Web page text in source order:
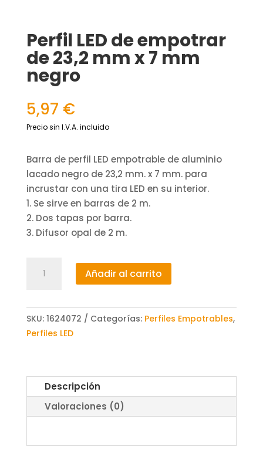
Perfil LED de empotrar
de 23,2 mm x 7 mm
negro
5,97 €
Precio sin I.V.A. incluido
Barra de perfil LED empotrable de aluminio
lacado negro de 23,2 mm. x 7 mm. para
incrustar con una tira LED en su interior.
1. Se sirve en barras de 2 m.
2. Dos tapas por barra.
3. Difusor opal de 2 m.
empotrar
de
23,2
mm
negro
Añadir al carrito
SKU: 1624072 Categorías: Perfiles Empotrables,
Perfiles LED
Descripción
Valoraciones (0)